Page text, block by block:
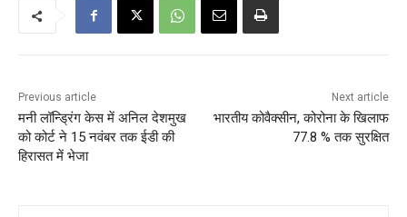
Previous article
मनी लॉन्ड्रिंग केस में अनिल देशमुख
को कोर्ट ने 15 नवंबर तक ईडी की
हिरासत में भेजा
Next article
भारतीय कोवैक्सीन, कोरोना के खिलाफ
77.8 % तक सुरक्षित